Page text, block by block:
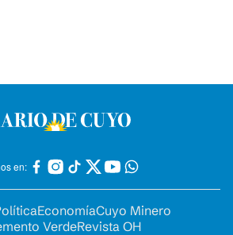
en:
EconomíaCuyo Minero
VerdeRevista OH